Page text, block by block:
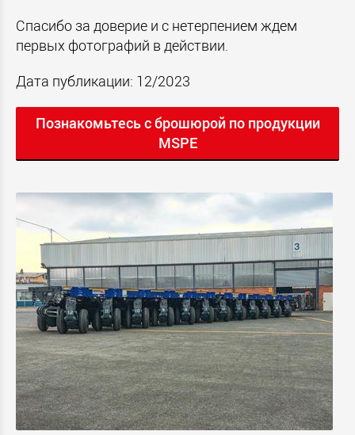
Спасибо за доверие и с нетерпением ждем
первых фотографий в действии.
Дата публикации: 12/2023
Познакомьтесь с брошюрой по продукции
MSPE